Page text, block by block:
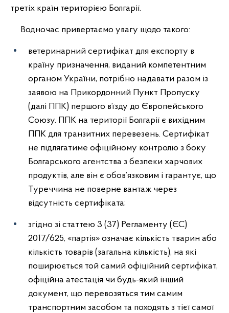
третіх країн територією Болгарії.
Водночас привертаємо увагу щодо такого:
ветеринарний сертифікат для експорту в
країну призначення, виданий компетентним
органом України, потрібно надавати разом із
заявою на Прикордонний Пункт Пропуску
(далі ППК) першого в’їзду до Європейського
Союзу. ППК на території Болгарії є вихідним
ППК для транзитних перевезень. Сертифікат
не підлягатиме офіційному контролю з боку
Болгарського агентства з безпеки харчових
продуктів, але він є обов’язковим і гарантує, що
Туреччина не поверне вантаж через
відсутність сертифіката;
згідно зі статтею 3 (37) Регламенту (ЄС)
2017/625, «партія» означає кількість тварин або
кількість товарів (загальна кількість), на які
поширюється той самий офіційний сертифікат,
офіційна атестація чи будь-який інший
документ, що перевозяться тим самим
транспортним засобом та походять з тієї самої